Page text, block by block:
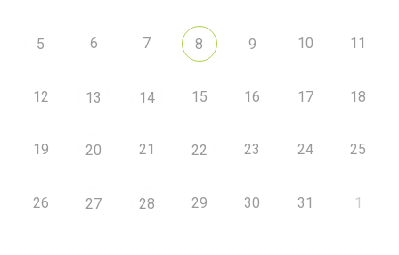
5 6 7 8 9 10 11
12 13 14 15 16 17 18
19 20 21 22 23 24 25
26 27 28 29 30 31 1